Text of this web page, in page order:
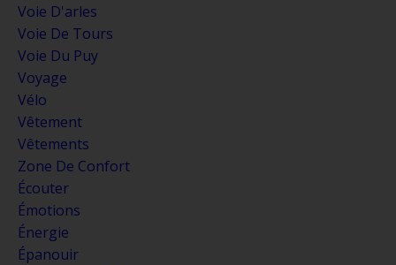
Voie D'arles
Voie De Tours
Voie Du Puy
Voyage
Vélo
Vêtement
Vêtements
Zone De Confort
Écouter
Émotions
Énergie
Épanouir